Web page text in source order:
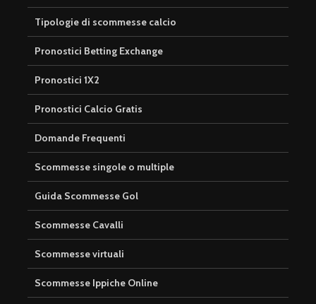
Tipologie di scommesse calcio
Pronostici Betting Exchange
Pronostici 1X2
Pronostici Calcio Gratis
Domande Frequenti
Scommesse singole o multiple
Guida Scommesse Gol
Scommesse Cavalli
Scommesse virtuali
Scommesse Ippiche Online